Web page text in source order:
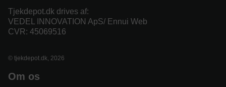
Tjekdepot.dk drives af:
VEDEL INNOVATION ApS/ Ennui Web
CVR: 45069516
© tjekdepot.dk, 2026
Om os